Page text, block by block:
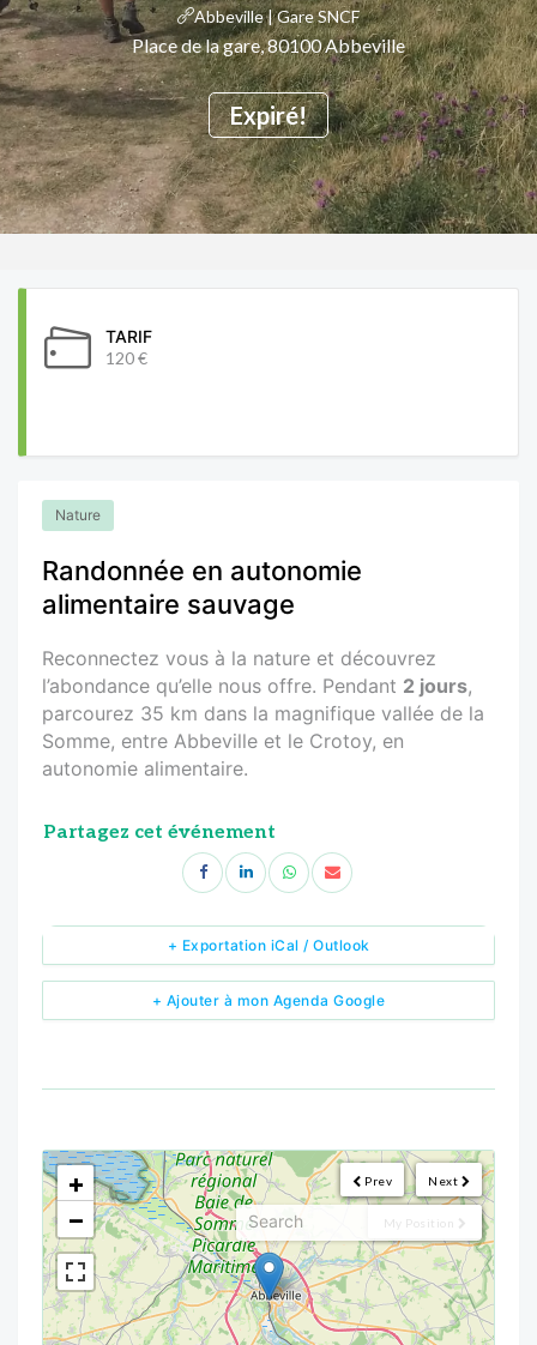
Expiré!
Abbeville | Gare SNCF
Place de la gare, 80100 Abbeville
TARIF
120 €
Nature
Randonnée en autonomie
alimentaire sauvage
Reconnectez vous à la nature et découvrez
l’abondance qu’elle nous offre. Pendant 2 jours,
parcourez 35 km dans la magnifique vallée de la
Somme, entre Abbeville et le Crotoy, en
autonomie alimentaire.
Partagez cet événement
+ Ajouter à mon Agenda Google
+ Exportation iCal / Outlook
Next
Prev
My Position
<!---->
+
−